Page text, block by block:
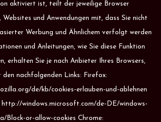
aktiviert ist, teilt der jeweilige Browser
Websites und Anwendungen mit, dass Sie nicht
Werbung und Ähnlichem verfolgt werden
und Anleitungen, wie Sie diese Funktion
erhalten Sie je nach Anbieter Ihres Browsers,
den nachfolgenden Links: Firefox:
de/kb/cookies-erlauben-und-ablehnen
http://windows.microsoft.com/de-DE/windows-
Block-or-allow-cookies Chrome: